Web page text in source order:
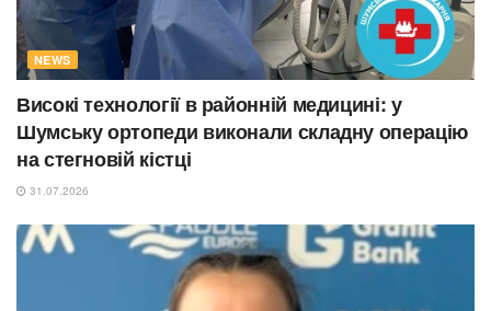
NEWS
Високі технології в районній медицині: у
Шумську ортопеди виконали складну операцію
на стегновій кістці
31.07.2026